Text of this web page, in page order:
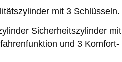
mit 3 Schlüsseln.
Sicherheitszylinder mit
und 3 Komfort-